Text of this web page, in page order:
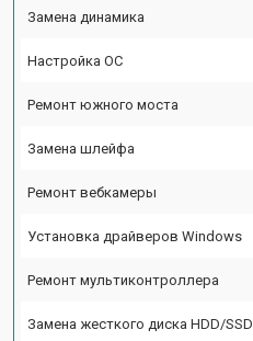
Замена динамика
Настройка ОС
Ремонт южного моста
Замена шлейфа
Ремонт вебкамеры
Установка драйверов Windows
Ремонт мультиконтроллера
Замена жесткого диска HDD/SSD